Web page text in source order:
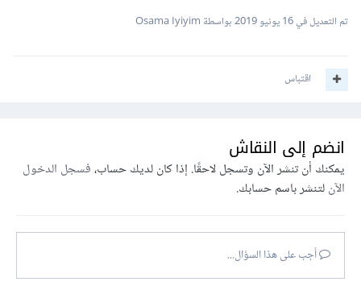
تم التعديل في16 يونيو 2019 بواسطة Osama Iyiyim
اقتباس
انضم إلى النقاش
يمكنك أن تنشر الآن وتسجل لاحقًا. إذا كان لديك حساب،فسجل الدخول
الآنلتنشر باسم حسابك.
أجب على هذا السؤال...